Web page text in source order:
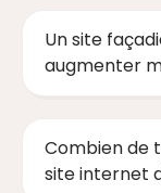
Un site
augmenter
Combien de
site internet